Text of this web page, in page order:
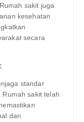
sakit juga
kesehatan
secara
standar
sakit telah
dan